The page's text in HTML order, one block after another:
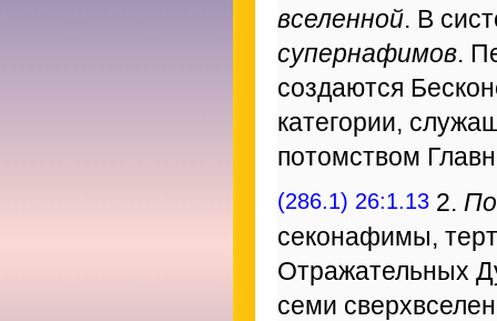
вселенной. В
супернафимов.
создаются
категории,
потомством
(286.1) 26:1.13 2.
секонафимы,
Отражательных
семи